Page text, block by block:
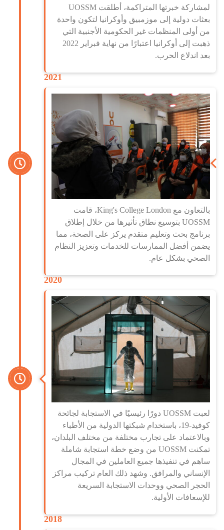
لمشاركة خبرتها المتراكمة، أطلقت UOSSM
بعثات دولية إلى موزمبيق وأوكرانيا لتكون واحدة
من أولى المنظمات غير الحكومية الأجنبية التي
ذهبت إلى أوكرانيا اعتبارًا من نهاية فبراير 2022
بعد اندلاع الحرب.
2021
بالتعاون مع King's College London، قامت
UOSSM بتوسيع نطاق تأثيرها من خلال إطلاق
برنامج بحث وتعليم متقدم يركز على الصحة، مما
يضمن أفضل الممارسات للخدمات وتعزيز النظام
الصحي بشكل عام.
2020
لعبت UOSSM دورًا رئيسيًا في الاستجابة لجائحة
كوفيد-19، باستخدام شبكتها الدولية من الأطباء
وبالاعتماد على تجارب مختلفة من مختلف البلدان،
تمكنت UOSSM من وضع خطة استجابة شاملة
ساهم في تنفيذها جميع العاملين في المجال
الإنساني والمرافق. وشهد ذلك العام تركيب مراكز
الحجر الصحي ووحدات الاستجابة السريعة
للإسعافات الأولية.
2018